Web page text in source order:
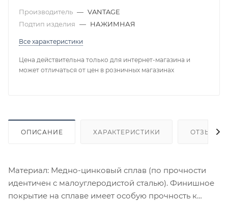
Производитель — VANTAGE
Подтип изделия — НАЖИМНАЯ
Все характеристики
Цена действительна только для интернет-магазина и
может отличаться от цен в розничных магазинах
ОПИСАНИЕ ХАРАКТЕРИСТИКИ ОТЗЫВЫ
Материал: Медно-цинковый сплав (по прочности
идентичен с малоуглеродистой сталью). Финишное
покрытие на сплаве имеет особую прочность к